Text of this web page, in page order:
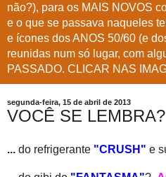
não?), para os MAIS NOVOS
e o que se passava naqueles
e ícones dos ANOS 50/60 (e
reunidas num só lugar, com
PASSADO. CLICAR NAS
segunda-feira, 15 de abril de 2013
VOCÊ SE LEMBRA?
... do refrigerante "CRUSH" e